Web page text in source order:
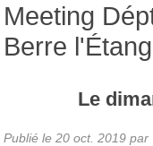
Meeting
Berre l'Étang
Le
Publié le 20 oct. 2019 par